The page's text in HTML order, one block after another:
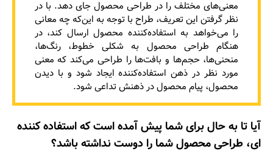
معنی‌های مختلف را در طراحی محصول جای دهد. با در
نظر گرفتن این تعریف، طراح با توجه به این‌که چه معانی
را می‌خواهد به استفاده‌کننده محصول ارسال کند، در
هنگام طراحی محصول به شکلی خطوط، رنگ‌ها،
منحنی‌ها، حجم‌ها و بافت‌ها را طراحی می‌کند که معنی
مورد نظر در ذهن استفاده‌کننده ایجاد شود و با دیدن
محصول، پیام محصول در ذهنش تداعی شود.
آیا تا به حال برای شما پیش آمده است که استفاده‌‌‌ کننده
ای، طراحی ‌محصولشما را دوست نداشته باشد؟